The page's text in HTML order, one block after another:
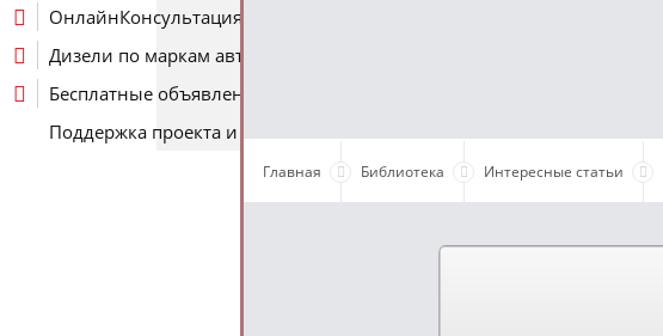
ОнлайнКонсультация по Дизелю
Дизели по маркам авто
Бесплатные объявления
Поддержка проекта и оплата услуг
Главная Библиотека Интересные статьи